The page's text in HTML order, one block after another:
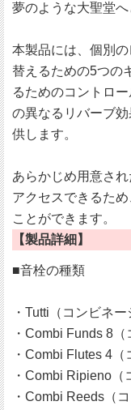
夢のような大聖堂へ
本製品には、個別
替えるための5つの
るためのコントロ
の異なるリバーブ
供します。
あらかじめ用意さ
アクセスできるた
ことができます。
【製品詳細】
■音栓の種類
・Tutti（コンビネー
・Combi Funds 8（
・Combi Flutes 4（
・Combi Ripieno（
・Combi Reeds（